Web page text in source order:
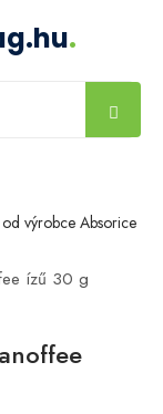
.
výrobce Absorice